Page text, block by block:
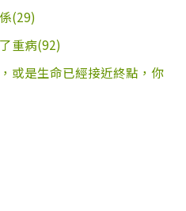
(29)
重病(92)
或是生命已經接近終點，你